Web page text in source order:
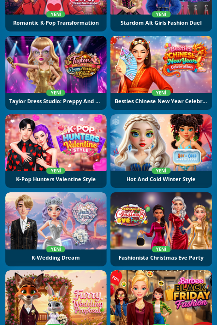
YENI
Romantic K-Pop Transformation
YENI
Stardom Alt Girls Fashion Duel
YENI
Taylor Dress Studio: Preppy And Wild West Glam
YENI
Besties Chinese New Year Celebration
YENI
K-Pop Hunters Valentine Style
YENI
Hot And Cold Winter Style
YENI
K-Wedding Dream
YENI
Fashionista Christmas Eve Party